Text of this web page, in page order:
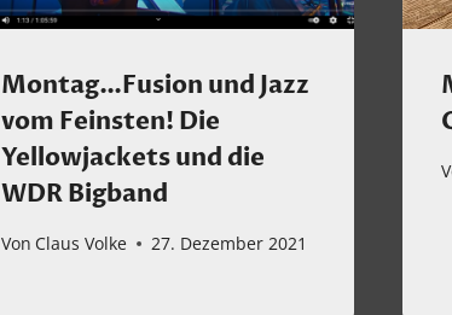
Montag…Fusion und Jazz
vom Feinsten! Die
Yellowjackets und die
WDR Bigband
Von Claus Volke 27. Dezember 2021